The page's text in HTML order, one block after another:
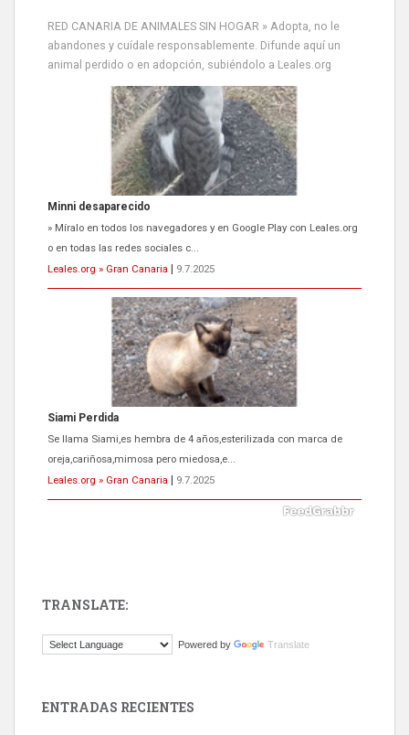
RED CANARIA DE ANIMALES SIN HOGAR » Adopta, no le
abandones y cuídale responsablemente. Difunde aquí un
animal perdido o en adopción, subiéndolo a Leales.org
Minni desaparecido
» Míralo en todos los navegadores y en Google Play con Leales.org
o en todas las redes sociales c...
Leales.org » Gran Canaria
9.7.2025
Siami Perdida
Se llama Siami,es hembra de 4 años,esterilizada con marca de
oreja,cariñosa,mimosa pero miedosa,e...
Leales.org » Gran Canaria
9.7.2025
El ayuntamiento se va a llevar a Los Gatos callejeros de la zona los
TRANSLATE:
Powered by Translate
ENTRADAS RECIENTES